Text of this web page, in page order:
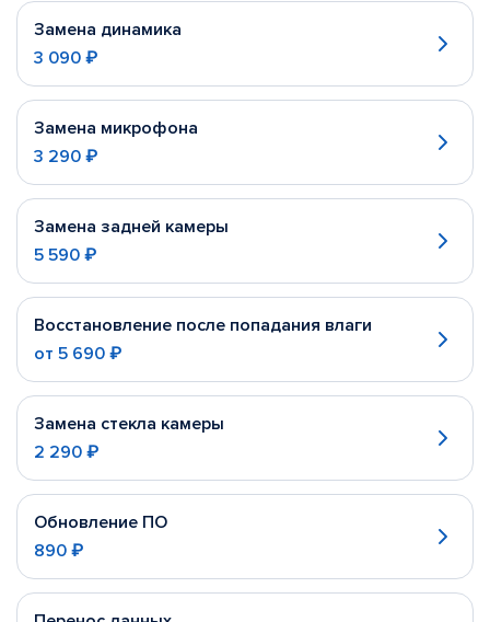
Замена динамика
3 090 ₽
Замена микрофона
3 290 ₽
Замена задней камеры
5 590 ₽
Восстановление после попадания влаги
от 5 690 ₽
Замена стекла камеры
2 290 ₽
Обновление ПО
890 ₽